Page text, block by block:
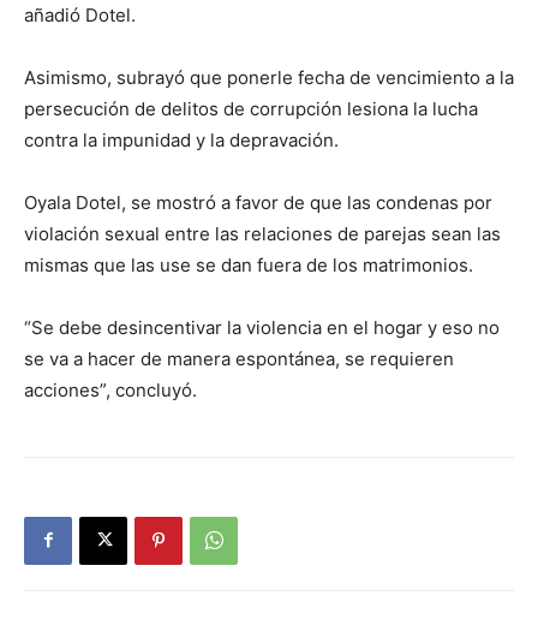
añadió Dotel.
Asimismo, subrayó que ponerle fecha de vencimiento a la
persecución de delitos de corrupción lesiona la lucha
contra la impunidad y la depravación.
Oyala Dotel, se mostró a favor de que las condenas por
violación sexual entre las relaciones de parejas sean las
mismas que las use se dan fuera de los matrimonios.
“Se debe desincentivar la violencia en el hogar y eso no
se va a hacer de manera espontánea, se requieren
acciones”, concluyó.